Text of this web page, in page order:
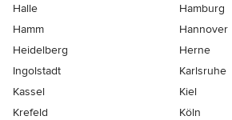
Halle
Hamburg
Hamm
Hannover
Heidelberg
Herne
Ingolstadt
Karlsruhe
Kassel
Kiel
Krefeld
Köln